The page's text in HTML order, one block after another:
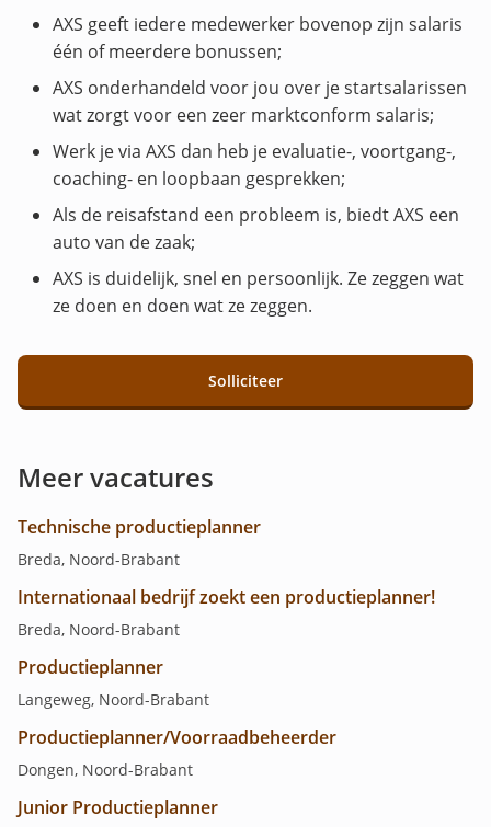
AXS geeft iedere medewerker bovenop zijn salaris
één of meerdere bonussen;
AXS onderhandeld voor jou over je startsalarissen
wat zorgt voor een zeer marktconform salaris;
Werk je via AXS dan heb je evaluatie-, voortgang-,
coaching- en loopbaan gesprekken;
Als de reisafstand een probleem is, biedt AXS een
auto van de zaak;
AXS is duidelijk, snel en persoonlijk. Ze zeggen wat
ze doen en doen wat ze zeggen.
Solliciteer
Meer vacatures
Technische productieplanner
Breda, Noord-Brabant
Internationaal bedrijf zoekt een productieplanner!
Breda, Noord-Brabant
Productieplanner
Langeweg, Noord-Brabant
Productieplanner/Voorraadbeheerder
Dongen, Noord-Brabant
Junior Productieplanner